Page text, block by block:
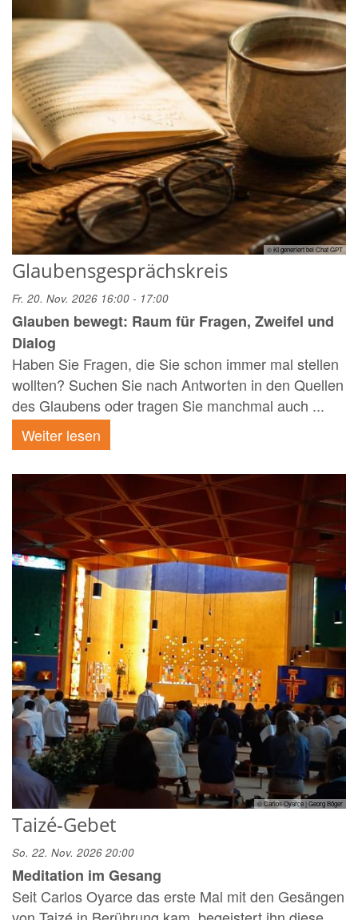
© KI generiert bei Chat GPT
Glaubensgesprächskreis
Fr. 20. Nov. 2026 16:00 - 17:00
Glauben bewegt: Raum für Fragen, Zweifel und
Dialog
Haben Sie Fragen, die Sie schon immer mal stellen
wollten? Suchen Sie nach Antworten in den Quellen
des Glaubens oder tragen Sie manchmal auch ...
Weiter lesen
© Carlos Oyarce | Georg Böger
Taizé-Gebet
So. 22. Nov. 2026 20:00
Meditation im Gesang
Seit Carlos Oyarce das erste Mal mit den Gesängen